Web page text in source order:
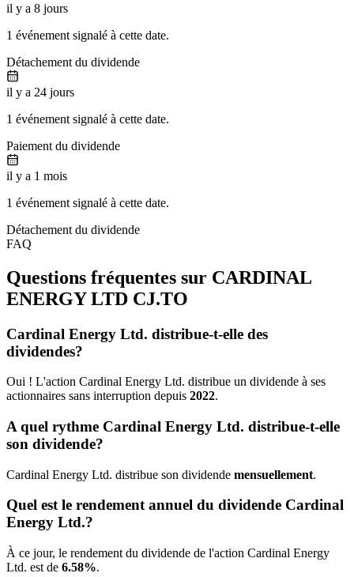
il y a 8 jours
1 événement signalé à cette date.
Détachement du dividende
il y a 24 jours
1 événement signalé à cette date.
Paiement du dividende
il y a 1 mois
1 événement signalé à cette date.
Détachement du dividende
FAQ
Questions fréquentes sur CARDINAL
ENERGY LTD CJ.TO
Cardinal Energy Ltd. distribue-t-elle des
dividendes?
Oui ! L'action Cardinal Energy Ltd. distribue un dividende à ses
actionnaires sans interruption depuis 2022.
A quel rythme Cardinal Energy Ltd. distribue-t-elle
son dividende?
Cardinal Energy Ltd. distribue son dividende mensuellement.
Quel est le rendement annuel du dividende Cardinal
Energy Ltd.?
À ce jour, le rendement du dividende de l'action Cardinal Energy
Ltd. est de 6.58%.